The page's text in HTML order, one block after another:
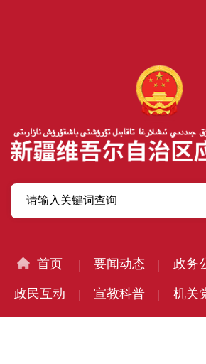
首页 要闻动态 政务
政民互动 宣教科普 机关